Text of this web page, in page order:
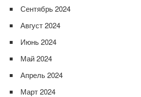
Сентябрь 2024
Август 2024
Июнь 2024
Май 2024
Апрель 2024
Март 2024